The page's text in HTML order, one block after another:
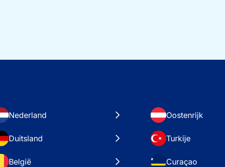
Nederland Oostenrijk
Duitsland Turkije
België Curaçao